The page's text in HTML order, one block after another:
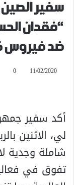
سفير
“فقدان
ضد فيروس
11/02/2020
0
أكد سفير
لي، الاثنين
شاملة وجدية
تفوق في